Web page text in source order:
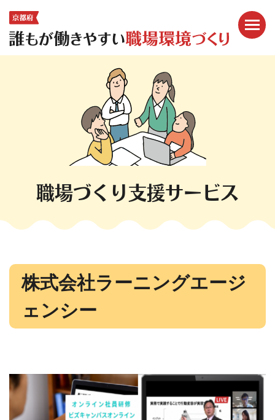
メニ
職場づくり支援サービス
株式会社ラーニングエージ
ェンシー